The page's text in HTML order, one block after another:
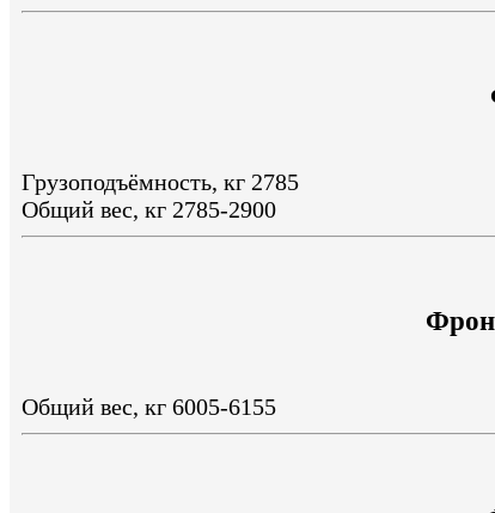
Грузоподъёмность, кг 2785
Общий вес, кг 2785-2900
Общий вес, кг 6005-6155